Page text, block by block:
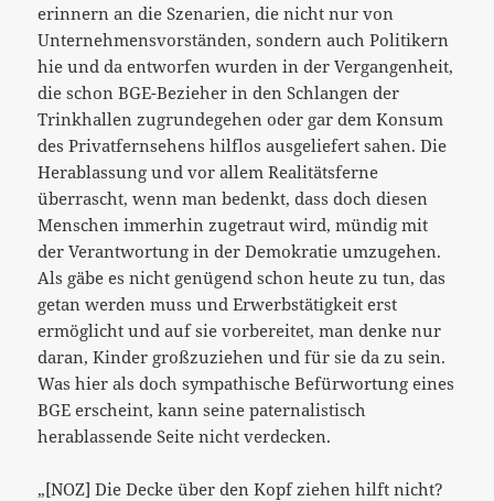
erinnern an die Szenarien, die nicht nur von
Unternehmensvorständen, sondern auch Politikern
hie und da entworfen wurden in der Vergangenheit,
die schon BGE-Bezieher in den Schlangen der
Trinkhallen zugrundegehen oder gar dem Konsum
des Privatfernsehens hilflos ausgeliefert sahen. Die
Herablassung und vor allem Realitätsferne
überrascht, wenn man bedenkt, dass doch diesen
Menschen immerhin zugetraut wird, mündig mit
der Verantwortung in der Demokratie umzugehen.
Als gäbe es nicht genügend schon heute zu tun, das
getan werden muss und Erwerbstätigkeit erst
ermöglicht und auf sie vorbereitet, man denke nur
daran, Kinder großzuziehen und für sie da zu sein.
Was hier als doch sympathische Befürwortung eines
BGE erscheint, kann seine paternalistisch
herablassende Seite nicht verdecken.
„[NOZ] Die Decke über den Kopf ziehen hilft nicht?